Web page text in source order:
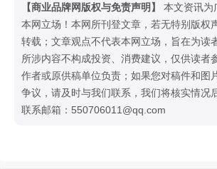
【商业品牌网版权与免责声明】
本文资讯为
本网立场！本网所刊登文章，若无特别版权
转载；文章观点不代表本网立场，旨在为读
所涉内容不构成投资、消费建议，仅供读者
作者或原供稿单位负责；如果您对稿件和图
争议，请及时与我们联系，我们将核实情况
联系邮箱：550706011@qq.com